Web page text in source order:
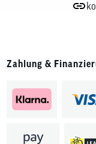
Zahlung &